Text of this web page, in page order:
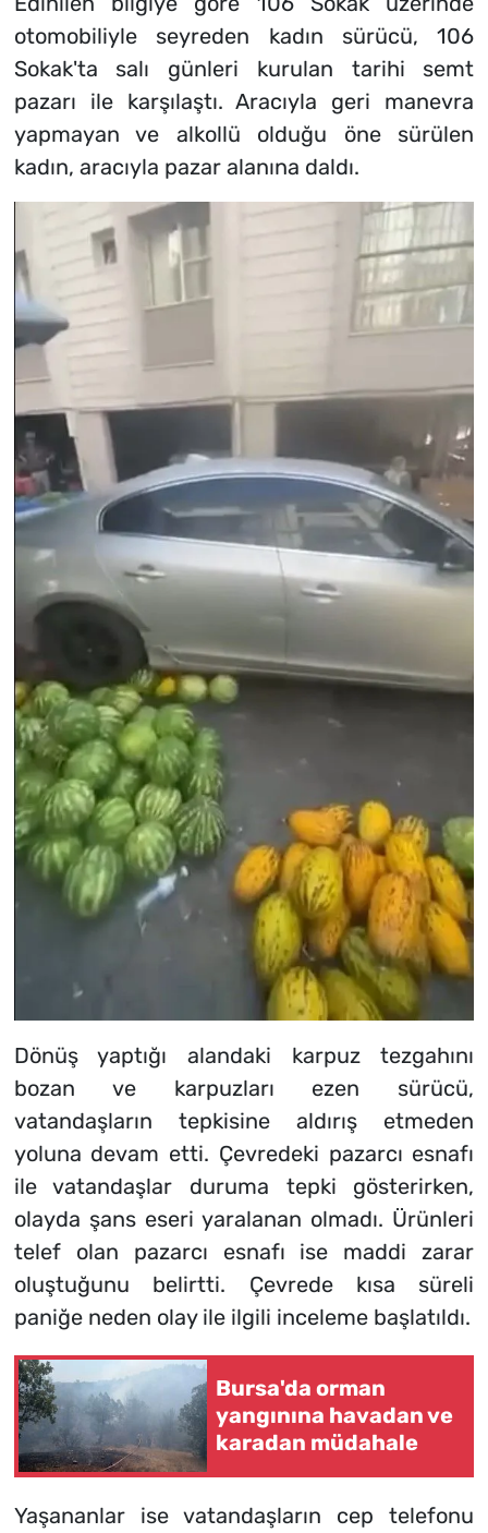
otomobiliyle seyreden kadın sürücü, 106
Sokak'ta salı günleri kurulan tarihi semt
pazarı ile karşılaştı. Aracıyla geri manevra
yapmayan ve alkollü olduğu öne sürülen
kadın, aracıyla pazar alanına daldı.
Dönüş yaptığı alandaki karpuz tezgahını
bozan ve karpuzları ezen sürücü,
vatandaşların tepkisine aldırış etmeden
yoluna devam etti. Çevredeki pazarcı esnafı
ile vatandaşlar duruma tepki gösterirken,
olayda şans eseri yaralanan olmadı. Ürünleri
telef olan pazarcı esnafı ise maddi zarar
oluştuğunu belirtti. Çevrede kısa süreli
paniğe neden olay ile ilgili inceleme başlatıldı.
Bursa'da orman
yangınına havadan ve
karadan müdahale
Yaşananlar ise vatandaşların cep telefonu